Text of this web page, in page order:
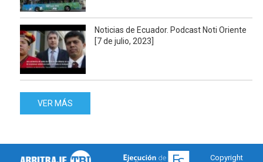
Noticias de Ecuador. Podcast Noti Oriente
[7 de julio, 2023]
VER MÁS
Copyright